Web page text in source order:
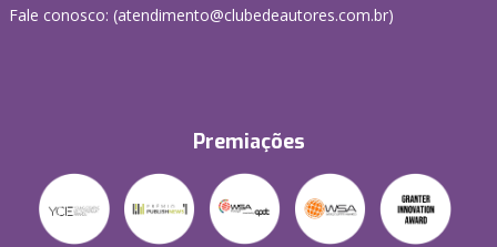
Fale conosco: (atendimento@clubedeautores.com.br)
Premiações